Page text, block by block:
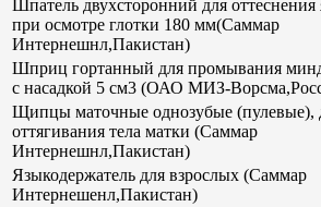
Шпатель двухсторонний для оттеснения
при осмотре глотки 180 мм(Саммар
Интернешнл,Пакистан)
Шприц гортанный для промывания
с насадкой 5 см3 (ОАО МИЗ-
Щипцы маточные однозубые (пулевые),
оттягивания тела матки (Саммар
Интернешнл,Пакистан)
Языкодержатель для взрослых (Саммар
Интернешенл,Пакистан)